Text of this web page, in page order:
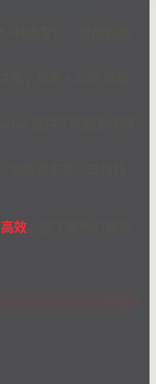
种类型），智能的底
，RDB + AOF 双重
能更丰富、支持持
效。接下来我们将动